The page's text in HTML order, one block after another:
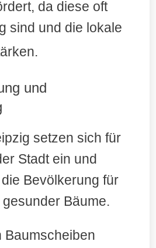
da diese oft
sind und die lokale
.
und
setzen sich für
Stadt ein und
Bevölkerung für
Bäume.
Baumscheiben